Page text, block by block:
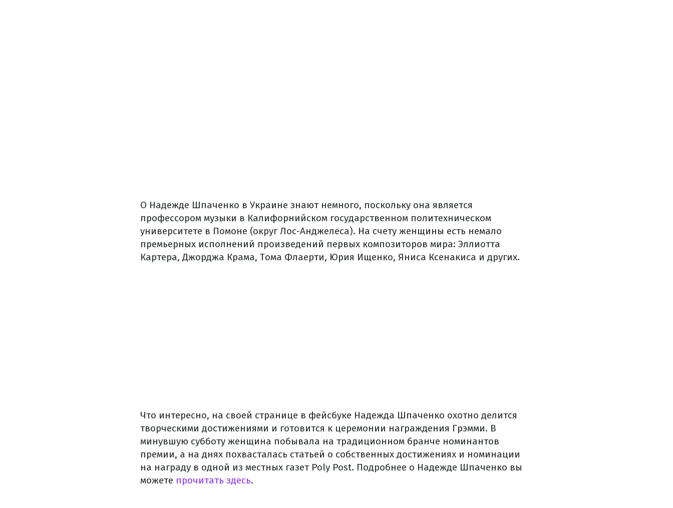
О Надежде Шпаченко в Украине знают немного, поскольку она является
профессором музыки в Калифорнийском государственном политехническом
университете в Помоне (округ Лос-Анджелеса). На счету женщины есть немало
премьерных исполнений произведений первых композиторов мира: Эллиотта
Картера, Джорджа Крама, Тома Флаерти, Юрия Ищенко, Яниса Ксенакиса и других.
Что интересно, на своей странице в фейсбуке Надежда Шпаченко охотно делится
творческими достижениями и готовится к церемонии награждения Грэмми. В
минувшую субботу женщина побывала на традиционном бранче номинантов
премии, а на днях похвасталась статьей о собственных достижениях и номинации
на награду в одной из местных газет Poly Post. Подробнее о Надежде Шпаченко вы
можете прочитать здесь.